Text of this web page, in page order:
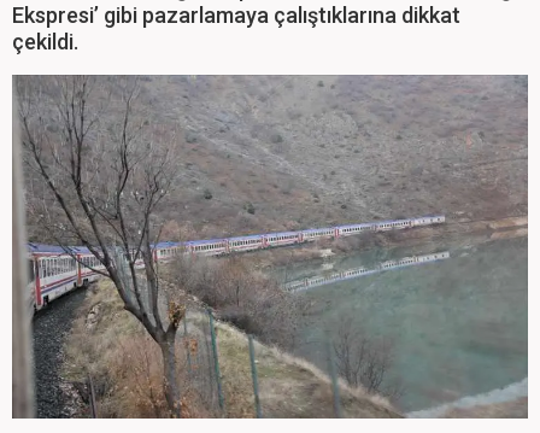
Ekspresi’ gibi pazarlamaya çalıştıklarına dikkat
çekildi.